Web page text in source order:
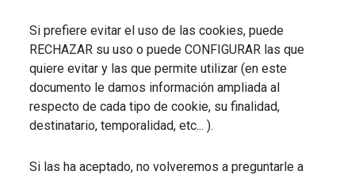
Si prefiere evitar el uso de las cookies, puede
RECHAZAR su uso o puede CONFIGURAR las que
quiere evitar y las que permite utilizar (en este
documento le damos información ampliada al
respecto de cada tipo de cookie, su finalidad,
destinatario, temporalidad, etc... ).
Si las ha aceptado, no volveremos a preguntarle a